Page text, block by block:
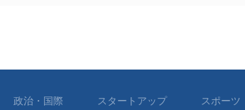
政治・国際 スタートアップ スポーツ